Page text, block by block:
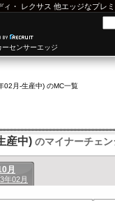
ィ ・ レクサス 他エッジなプレ
センサーエッジ
02月-生産中) のMC一覧
産中) のマイナーチェン
月
年02月